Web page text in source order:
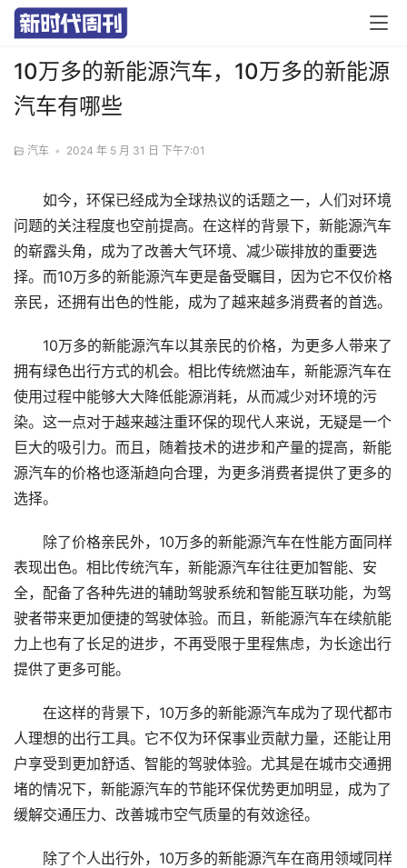
10万多的新能源汽车，10万多的新能源
汽车有哪些
汽车 • 2024 年 5 月 31 日 下午7:01
如今，环保已经成为全球热议的话题之一，人们对环境
问题的关注程度也空前提高。在这样的背景下，新能源汽车
的崭露头角，成为了改善大气环境、减少碳排放的重要选
择。而10万多的新能源汽车更是备受瞩目，因为它不仅价格
亲民，还拥有出色的性能，成为了越来越多消费者的首选。
10万多的新能源汽车以其亲民的价格，为更多人带来了
拥有绿色出行方式的机会。相比传统燃油车，新能源汽车在
使用过程中能够大大降低能源消耗，从而减少对环境的污
染。这一点对于越来越注重环保的现代人来说，无疑是一个
巨大的吸引力。而且，随着技术的进步和产量的提高，新能
源汽车的价格也逐渐趋向合理，为更多消费者提供了更多的
选择。
除了价格亲民外，10万多的新能源汽车在性能方面同样
表现出色。相比传统汽车，新能源汽车往往更加智能、安
全，配备了各种先进的辅助驾驶系统和智能互联功能，为驾
驶者带来更加便捷的驾驶体验。而且，新能源汽车在续航能
力上也有了长足的进步，不再受限于里程焦虑，为长途出行
提供了更多可能。
在这样的背景下，10万多的新能源汽车成为了现代都市
人理想的出行工具。它不仅为环保事业贡献力量，还能让用
户享受到更加舒适、智能的驾驶体验。尤其是在城市交通拥
堵的情况下，新能源汽车的节能环保优势更加明显，成为了
缓解交通压力、改善城市空气质量的有效途径。
除了个人出行外，10万多的新能源汽车在商用领域同样